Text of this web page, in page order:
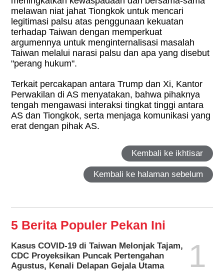
melawan niat jahat Tiongkok untuk mencari
legitimasi palsu atas penggunaan kekuatan
terhadap Taiwan dengan memperkuat
argumennya untuk menginternalisasi masalah
Taiwan melalui narasi palsu dan apa yang disebut
"perang hukum".
Terkait percakapan antara Trump dan Xi, Kantor
Perwakilan di AS menyatakan, bahwa pihaknya
tengah mengawasi interaksi tingkat tinggi antara
AS dan Tiongkok, serta menjaga komunikasi yang
erat dengan pihak AS.
Kembali ke ikhtisar
Kembali ke halaman sebelum
5 Berita Populer Pekan Ini
Kasus COVID-19 di Taiwan Melonjak Tajam,
CDC Proyeksikan Puncak Pertengahan
Agustus, Kenali Delapan Gejala Utama
1